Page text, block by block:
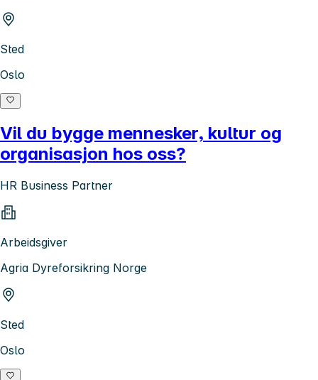
Sted
Oslo
Vil du bygge mennesker, kultur og
organisasjon hos oss?
HR Business Partner
Arbeidsgiver
Agria Dyreforsikring Norge
Sted
Oslo